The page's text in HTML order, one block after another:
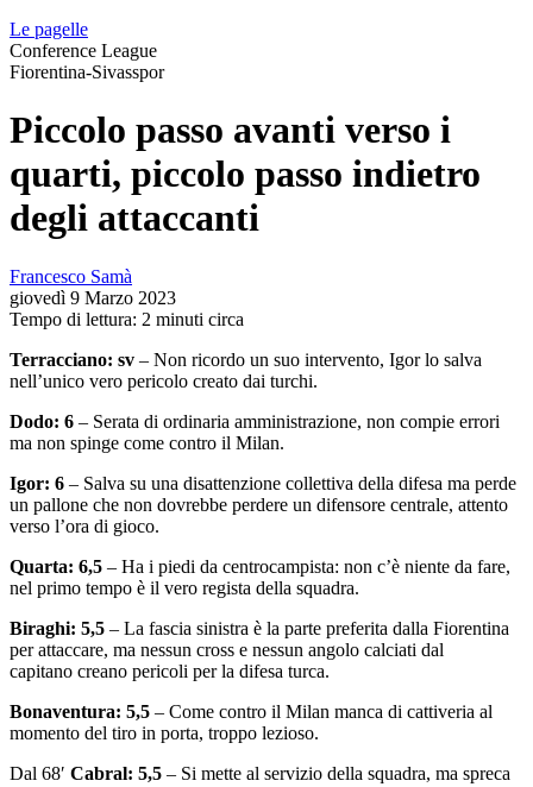
Le pagelle
Conference League
Fiorentina-Sivasspor
Piccolo passo avanti verso i
quarti, piccolo passo indietro
degli attaccanti
Francesco Samà
giovedì 9 Marzo 2023
Tempo di lettura: 2 minuti circa
Terracciano: sv – Non ricordo un suo intervento, Igor lo salva
nell’unico vero pericolo creato dai turchi.
Dodo: 6 – Serata di ordinaria amministrazione, non compie errori
ma non spinge come contro il Milan.
Igor: 6 – Salva su una disattenzione collettiva della difesa ma perde
un pallone che non dovrebbe perdere un difensore centrale, attento
verso l’ora di gioco.
Quarta: 6,5 – Ha i piedi da centrocampista: non c’è niente da fare,
nel primo tempo è il vero regista della squadra.
Biraghi: 5,5 – La fascia sinistra è la parte preferita dalla Fiorentina
per attaccare, ma nessun cross e nessun angolo calciati dal
capitano creano pericoli per la difesa turca.
Bonaventura: 5,5 – Come contro il Milan manca di cattiveria al
momento del tiro in porta, troppo lezioso.
Dal 68′ Cabral: 5,5 – Si mette al servizio della squadra, ma spreca